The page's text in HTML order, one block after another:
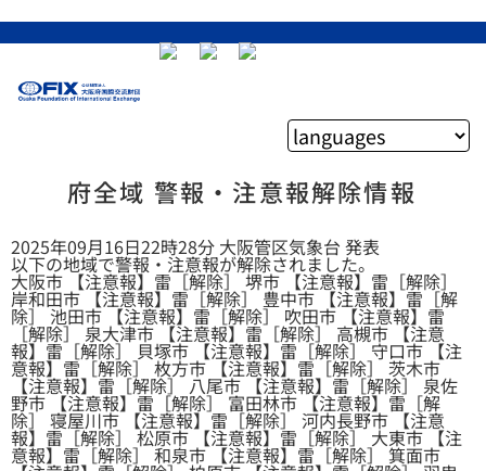
府全域 警報・注意報解除情報
2025年09月16日22時28分 大阪管区気象台 発表
以下の地域で警報・注意報が解除されました。
大阪市 【注意報】雷［解除］ 堺市 【注意報】雷［解除］
岸和田市 【注意報】雷［解除］ 豊中市 【注意報】雷［解
除］ 池田市 【注意報】雷［解除］ 吹田市 【注意報】雷
［解除］ 泉大津市 【注意報】雷［解除］ 高槻市 【注意
報】雷［解除］ 貝塚市 【注意報】雷［解除］ 守口市 【注
意報】雷［解除］ 枚方市 【注意報】雷［解除］ 茨木市
【注意報】雷［解除］ 八尾市 【注意報】雷［解除］ 泉佐
野市 【注意報】雷［解除］ 富田林市 【注意報】雷［解
除］ 寝屋川市 【注意報】雷［解除］ 河内長野市 【注意
報】雷［解除］ 松原市 【注意報】雷［解除］ 大東市 【注
意報】雷［解除］ 和泉市 【注意報】雷［解除］ 箕面市